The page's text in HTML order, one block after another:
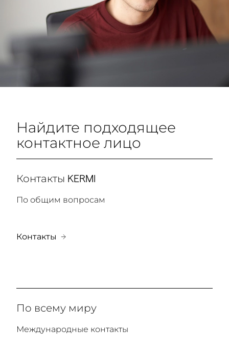
Найдите подходящее
контактное лицо
Контакты KERMI
По общим вопросам
Контакты
По всему миру
Международные контакты